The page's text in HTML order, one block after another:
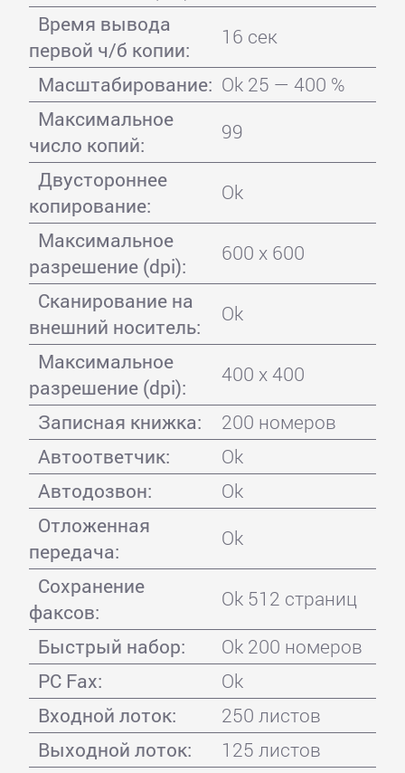
Время вывода
первой ч/б копии:
16 сек
Масштабирование: Ok 25 — 400 %
Максимальное
число копий:
99
Двустороннее
копирование:
Ok
Максимальное
разрешение (dpi):
600 x 600
Сканирование на
внешний носитель:
Ok
Максимальное
разрешение (dpi):
400 x 400
Записная книжка:
200 номеров
Автоответчик:
Ok
Автодозвон:
Ok
Отложенная
передача:
Ok
Сохранение
факсов:
Ok 512 страниц
Быстрый набор:
Ok 200 номеров
PC Fax:
Ok
Входной лоток:
250 листов
Выходной лоток:
125 листов